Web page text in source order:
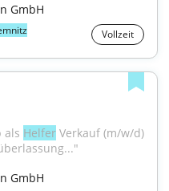
GmbH
Vollzeit
als Helfer Verkauf (m/w/d)
GmbH